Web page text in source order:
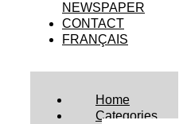
NEWSPAPER
CONTACT
FRANÇAIS
Home
Categories